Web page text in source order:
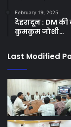
February 19, 2025
देहरादून : DM की
कुमकुम जोशी…
Last Modified